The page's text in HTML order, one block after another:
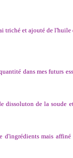
triché et ajouté de l'huile
dans mes futurs
de la soude
mais affiné